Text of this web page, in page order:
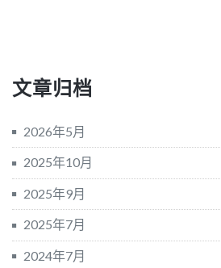
文章归档
2026年5月
2025年10月
2025年9月
2025年7月
2024年7月